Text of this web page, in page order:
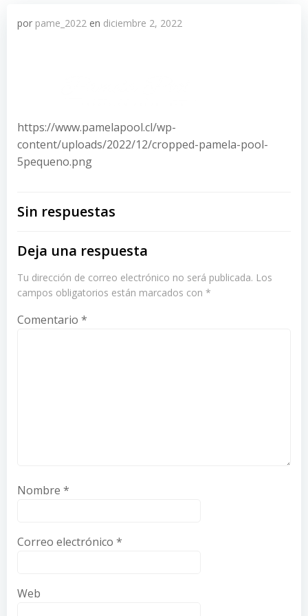
por pame_2022 en diciembre 2, 2022
https://www.pamelapool.cl/wp-
content/uploads/2022/12/cropped-pamela-pool-
5pequeno.png
Sin respuestas
Deja una respuesta
Tu dirección de correo electrónico no será publicada. Los
campos obligatorios están marcados con *
Comentario *
Nombre *
Correo electrónico *
Web